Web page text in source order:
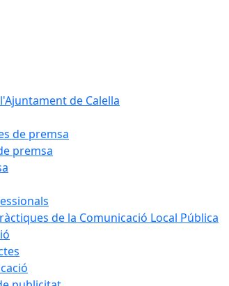
de Calella
de premsa
premsa
de la Comunicació Local Pública